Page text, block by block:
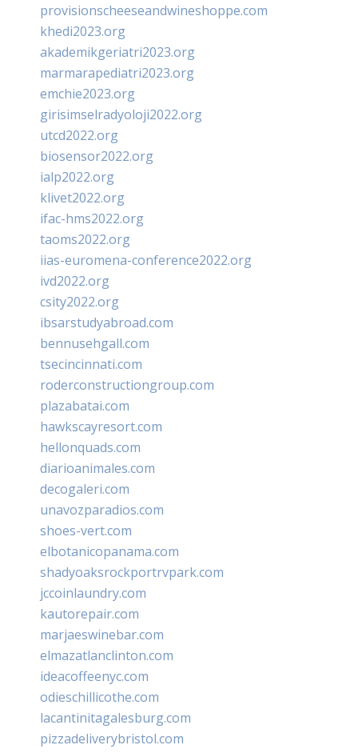
provisionscheeseandwineshoppe.com
khedi2023.org
akademikgeriatri2023.org
marmarapediatri2023.org
emchie2023.org
girisimselradyoloji2022.org
utcd2022.org
biosensor2022.org
ialp2022.org
klivet2022.org
ifac-hms2022.org
taoms2022.org
iias-euromena-conference2022.org
ivd2022.org
csity2022.org
ibsarstudyabroad.com
bennusehgall.com
tsecincinnati.com
roderconstructiongroup.com
plazabatai.com
hawkscayresort.com
hellonquads.com
diarioanimales.com
decogaleri.com
unavozparadios.com
shoes-vert.com
elbotanicopanama.com
shadyoaksrockportrvpark.com
jccoinlaundry.com
kautorepair.com
marjaeswinebar.com
elmazatlanclinton.com
ideacoffeenyc.com
odieschillicothe.com
lacantinitagalesburg.com
pizzadeliverybristol.com